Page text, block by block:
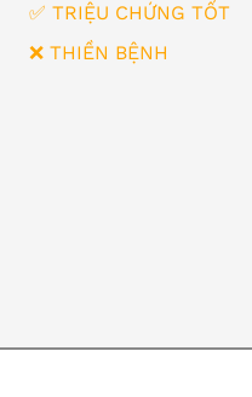
✅ TRIỆU CHỨNG TỐT
❌ THIỀN BỆNH